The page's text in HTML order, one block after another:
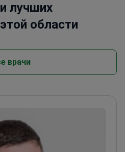
лучших
области
врачи